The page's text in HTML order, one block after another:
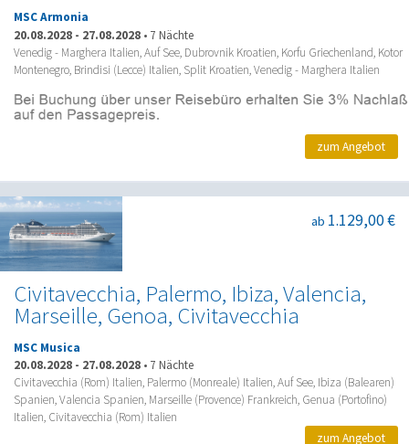
MSC Armonia
20.08.2028 - 27.08.2028 • 7 Nächte
Venedig - Marghera Italien, Auf See, Dubrovnik Kroatien, Korfu Griechenland, Kotor
Montenegro, Brindisi (Lecce) Italien, Split Kroatien, Venedig - Marghera Italien
zum Angebot
Civitavecchia, Palermo, Ibiza, Valencia,
Marseille, Genoa, Civitavecchia
ab 1.129,00 €
MSC Musica
20.08.2028 - 27.08.2028 • 7 Nächte
Civitavecchia (Rom) Italien, Palermo (Monreale) Italien, Auf See, Ibiza (Balearen)
Spanien, Valencia Spanien, Marseille (Provence) Frankreich, Genua (Portofino)
Italien, Civitavecchia (Rom) Italien
zum Angebot